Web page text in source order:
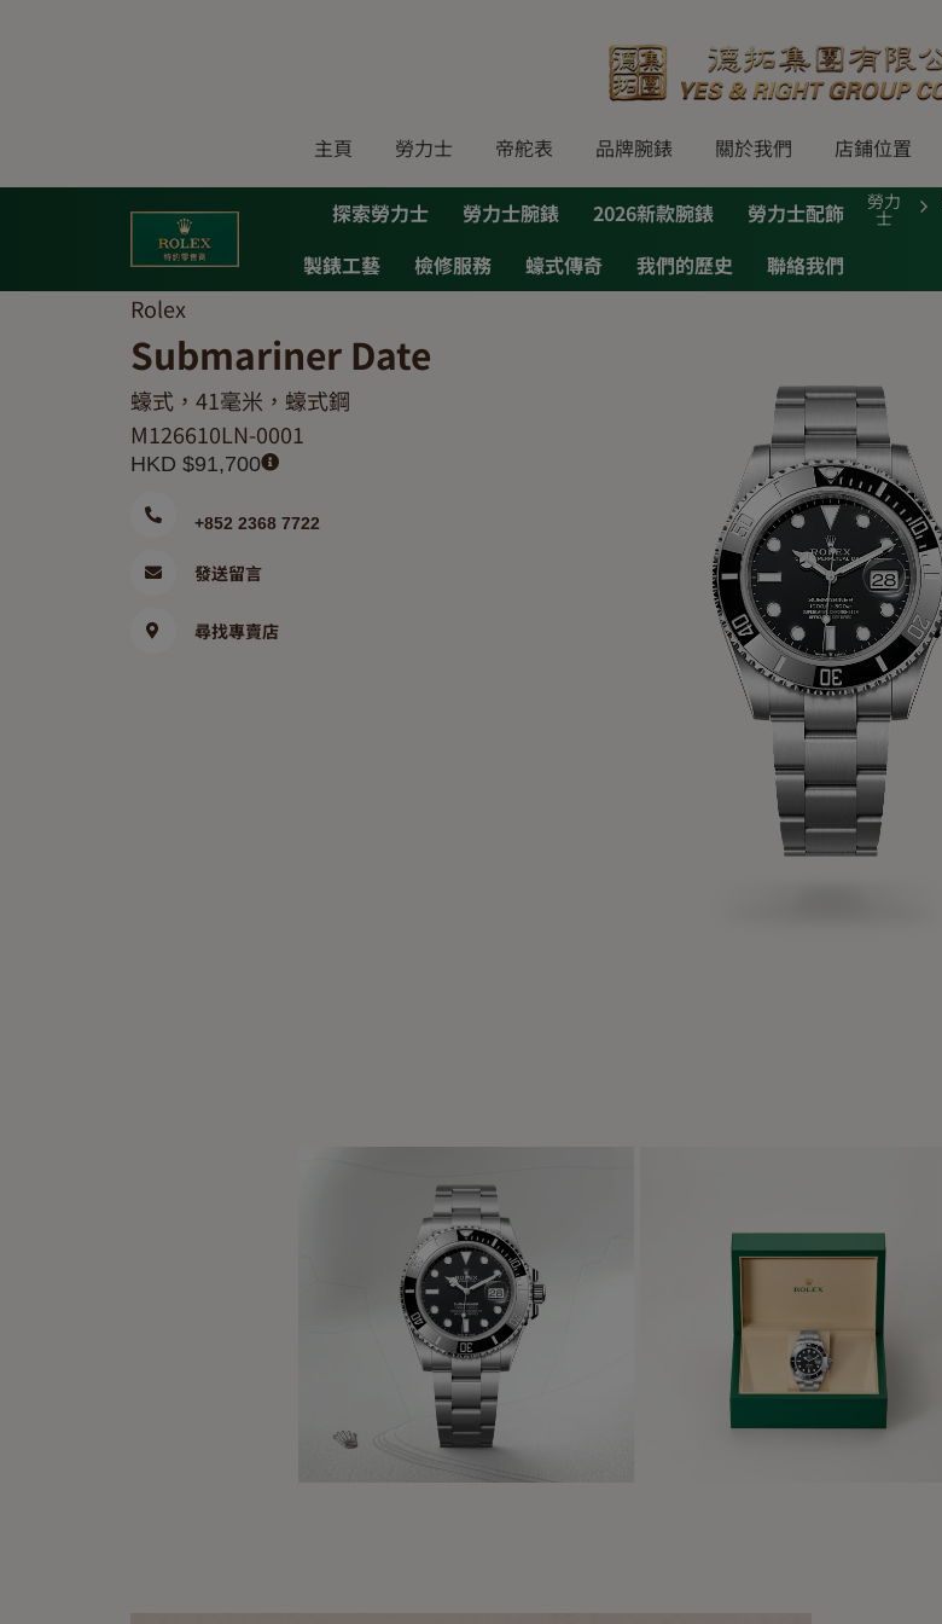
主頁 勞力士 帝舵表 品牌腕錶 關於我們 店鋪位置
探索勞力士 勞力士腕錶 2026新款腕錶
勞力士配飾
製錶工藝
檢修服務 蠔式傳奇 我們的歷史 聯絡我們
勞力
士
Rolex
Submariner Date
蠔式，41毫米，蠔式鋼
M126610LN-0001
HKD $91,700
+852 2368 7722
發送留言
尋找專賣店